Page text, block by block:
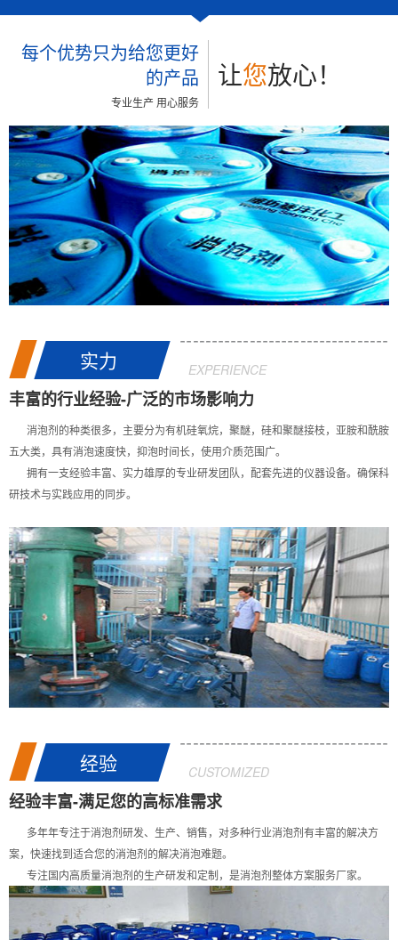
每个优势只为给您更好
的产品
专业生产 用心服务
让您放心！
实力 EXPERIENCE
丰富的行业经验-广泛的市场影响力
消泡剂的种类很多，主要分为有机硅氧烷，聚醚，硅和聚醚接枝，亚胺和酰胺
五大类，具有消泡速度快，抑泡时间长，使用介质范围广。
拥有一支经验丰富、实力雄厚的专业研发团队，配套先进的仪器设备。确保科
研技术与实践应用的同步。
经验 CUSTOMIZED
经验丰富-满足您的高标准需求
多年年专注于消泡剂研发、生产、销售，对多种行业消泡剂有丰富的解决方
案，快速找到适合您的消泡剂的解决消泡难题。
专注国内高质量消泡剂的生产研发和定制，是消泡剂整体方案服务厂家。